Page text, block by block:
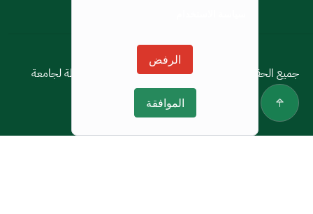
سياسة الاستخدام
جميع الحقوق محفوظة © 2026 جميع الحقوق محفوظة لجامعة
الجوف
الرفض
الموافقة